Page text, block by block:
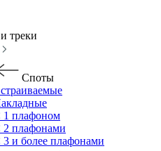
треки
Споты
1 плафоном
2 плафонами
и более плафонами